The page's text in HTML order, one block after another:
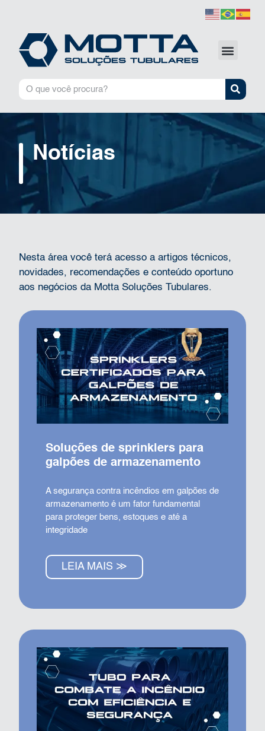
Notícias
Nesta área você terá acesso a artigos técnicos,
novidades, recomendações e conteúdo oportuno
aos negócios da Motta Soluções Tubulares.
Soluções de sprinklers para
galpões de armazenamento
A segurança contra incêndios em galpões de
armazenamento é um fator fundamental
para proteger bens, estoques e até a
integridade
LEIA MAIS ≫